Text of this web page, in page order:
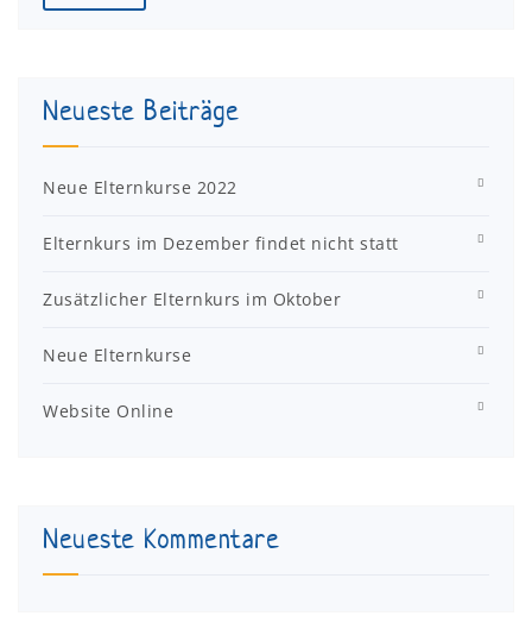
Neueste Beiträge
Neue Elternkurse 2022
Elternkurs im Dezember findet nicht statt
Zusätzlicher Elternkurs im Oktober
Neue Elternkurse
Website Online
Neueste Kommentare